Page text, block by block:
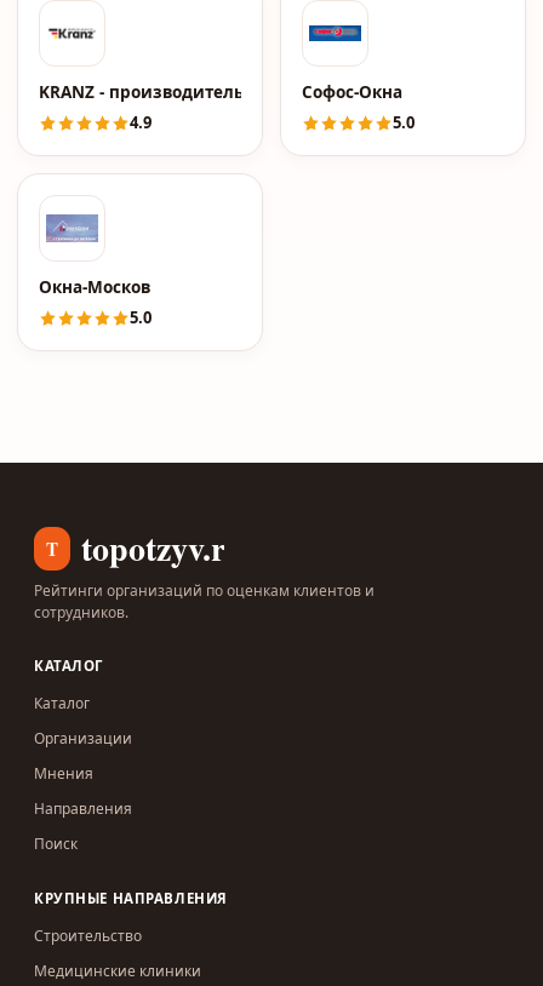
KRANZ - производитель инструментов и расходных
4.9
Софос-Окна
5.0
Окна-Москов
5.0
T topotzyv.ru
Рейтинги организаций по оценкам клиентов и
сотрудников.
КАТАЛОГ
Каталог
Организации
Мнения
Направления
Поиск
КРУПНЫЕ НАПРАВЛЕНИЯ
Строительство
Медицинские клиники